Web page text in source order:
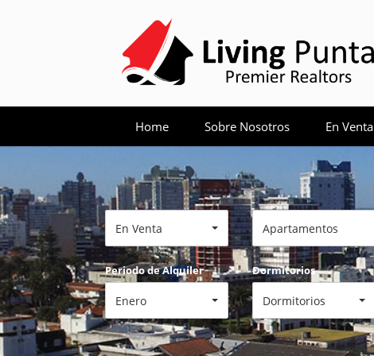
Home Sobre Nosotros En Venta
En Venta Apartamentos
Periodo de Alquiler
Enero
Dormitorios
Dormitorios